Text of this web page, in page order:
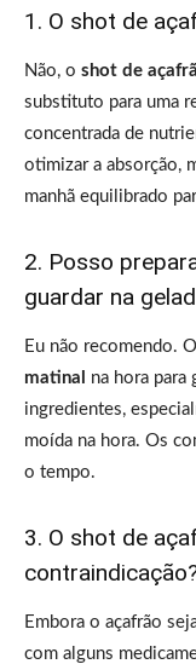
1. O shot de
Não, o shot de
substituto para uma
concentrada de
otimizar a absorção,
manhã equilibrado
2. Posso
guardar na
Eu não recomendo.
matinal
na hora para
ingredientes,
moída na hora. Os
o tempo.
3. O shot de
Embora o açafrão
com alguns